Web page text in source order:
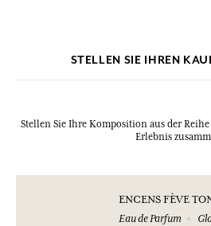
STELLEN SIE IHREN
Stellen Sie Ihre Komposition aus der
Erlebnis
ENCENS FÈVE
Eau de Parfum